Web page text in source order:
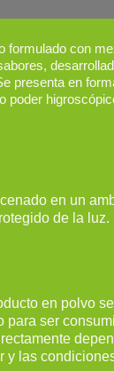
formulado con
presenta en
poder
en un
de la luz.
en polvo
para ser
y las